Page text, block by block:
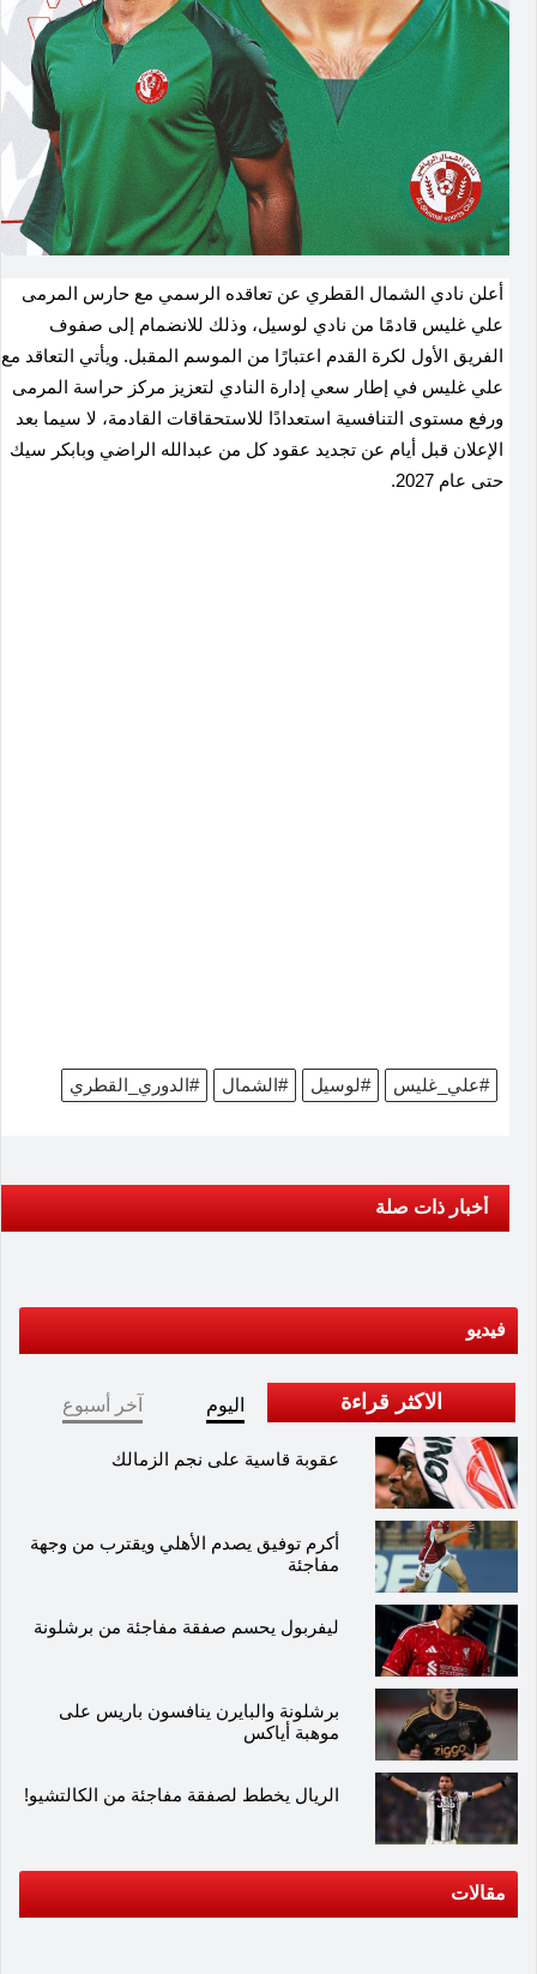
أعلن نادي الشمال القطري عن تعاقده الرسمي مع حارس المرمى
علي غليس قادمًا من نادي لوسيل، وذلك للانضمام إلى صفوف
الفريق الأول لكرة القدم اعتبارًا من الموسم المقبل. ويأتي التعاقد مع
علي غليس في إطار سعي إدارة النادي لتعزيز مركز حراسة المرمى
ورفع مستوى التنافسية استعدادًا للاستحقاقات القادمة، لا سيما بعد
الإعلان قبل أيام عن تجديد عقود كل من عبدالله الراضي وبابكر سيك
حتى عام 2027.
#الدوري_القطري #الشمال #لوسيل #علي_غليس
أخبار ذات صلة
فيديو
الاكثر قراءة اليوم آخر أسبوع
عقوبة قاسية على نجم الزمالك
أكرم توفيق يصدم الأهلي ويقترب من وجهة
مفاجئة
ليفربول يحسم صفقة مفاجئة من برشلونة
برشلونة والبايرن ينافسون باريس على
موهبة أياكس
الريال يخطط لصفقة مفاجئة من الكالتشيو!
مقالات